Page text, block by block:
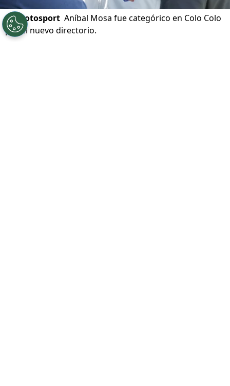
©Photosport Aníbal Mosa fue categórico en Colo Colo
por el nuevo directorio.